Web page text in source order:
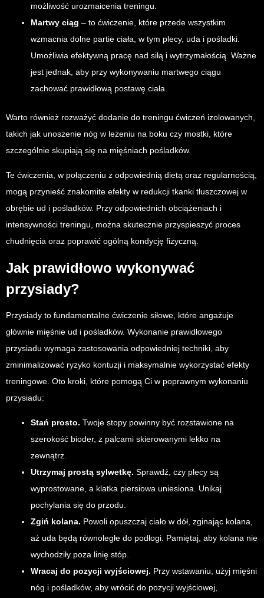
możliwość urozmaicenia treningu.
Martwy ciąg – to ćwiczenie, które przede wszystkim
wzmacnia dolne partie ciała, w tym plecy, uda i pośladki.
Umożliwia efektywną pracę nad siłą i wytrzymałością. Ważne
jest jednak, aby przy wykonywaniu martwego ciągu
zachować prawidłową postawę ciała.
Warto również rozważyć dodanie do treningu ćwiczeń izolowanych,
takich jak unoszenie nóg w leżeniu na boku czy mostki, które
szczególnie skupiają się na mięśniach pośladków.
Te ćwiczenia, w połączeniu z odpowiednią dietą oraz regularnością,
mogą przynieść znakomite efekty w redukcji tkanki tłuszczowej w
obrębie ud i pośladków. Przy odpowiednich obciążeniach i
intensywności treningu, można skutecznie przyspieszyć proces
chudnięcia oraz poprawić ogólną kondycję fizyczną.
Jak prawidłowo wykonywać
przysiady?
Przysiady to fundamentalne ćwiczenie siłowe, które angażuje
głównie mięśnie ud i pośladków. Wykonanie prawidłowego
przysiadu wymaga zastosowania odpowiedniej techniki, aby
zminimalizować ryzyko kontuzji i maksymalnie wykorzystać efekty
treningowe. Oto kroki, które pomogą Ci w poprawnym wykonaniu
przysiadu:
Stań prosto. Twoje stopy powinny być rozstawione na
szerokość bioder, z palcami skierowanymi lekko na
zewnątrz.
Utrzymaj prostą sylwetkę. Sprawdź, czy plecy są
wyprostowane, a klatka piersiowa uniesiona. Unikaj
pochylania się do przodu.
Zgiń kolana. Powoli opuszczaj ciało w dół, zginając kolana,
aż uda będą równoległe do podłogi. Pamiętaj, aby kolana nie
wychodziły poza linię stóp.
Wracaj do pozycji wyjściowej. Przy wstawaniu, użyj mięśni
nóg i pośladków, aby wrócić do pozycji wyjściowej,